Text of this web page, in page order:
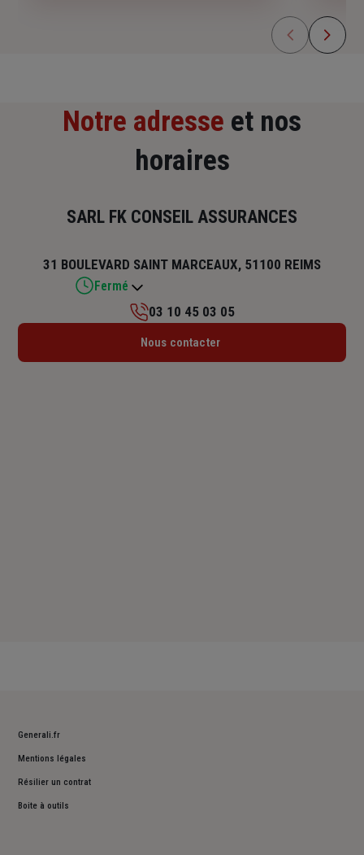
Notre adresse et nos
horaires
SARL FK CONSEIL ASSURANCES
31 BOULEVARD SAINT MARCEAUX, 51100 REIMS
Fermé
Lundi : 10h – 12h15 / 13h45 – 17h45
03 10 45 03 05
Nous contacter
Generali.fr
Mentions légales
Résilier un contrat
Boite à outils